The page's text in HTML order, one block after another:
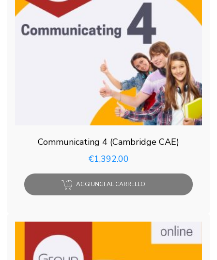
Communicating 4 (Cambridge CAE)
€1,392.00
AGGIUNGI AL CARRELLO